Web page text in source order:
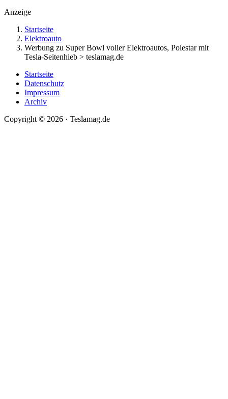
Anzeige
Startseite
Elektroauto
Werbung zu Super Bowl voller Elektroautos, Polestar mit
Tesla-Seitenhieb > teslamag.de
Startseite
Datenschutz
Impressum
Archiv
Copyright © 2026 · Teslamag.de